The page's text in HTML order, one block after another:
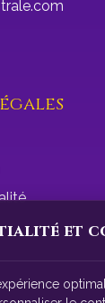
et